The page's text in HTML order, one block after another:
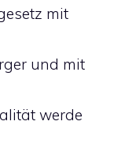
mit
und mit
werde